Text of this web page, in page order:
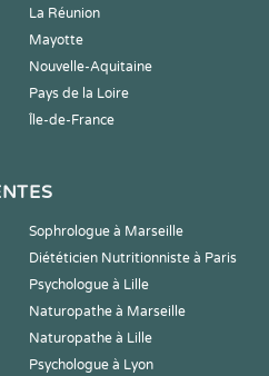
La Réunion
Mayotte
Nouvelle-Aquitaine
Pays de la Loire
Île-de-France
Sophrologue à Marseille
Diététicien Nutritionniste à Paris
Psychologue à Lille
Naturopathe à Marseille
Naturopathe à Lille
Psychologue à Lyon